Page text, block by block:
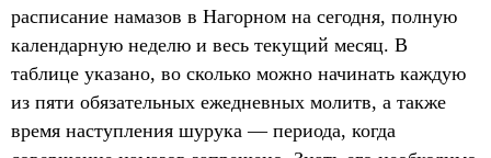
расписание намазов в Нагорном на сегодня, полную
календарную неделю и весь текущий месяц. В
таблице указано, во сколько можно начинать каждую
из пяти обязательных ежедневных молитв, а также
время наступления шурука — периода, когда